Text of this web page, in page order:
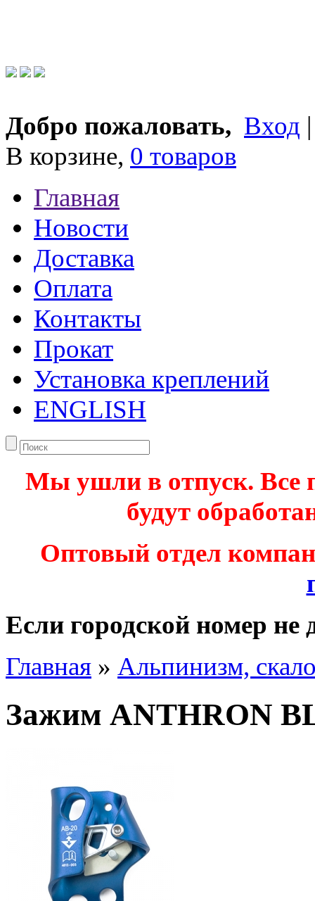
Добро пожаловать, Вход
В корзине, 0 товаров
Главная
Новости
Доставка
Оплата
Контакты
Прокат
Установка креплений
ENGLISH
Мы ушли в отпуск. Все
будут
Оптовый отдел
Если городской номер не
Главная » Альпинизм,
Зажим ANTHRON